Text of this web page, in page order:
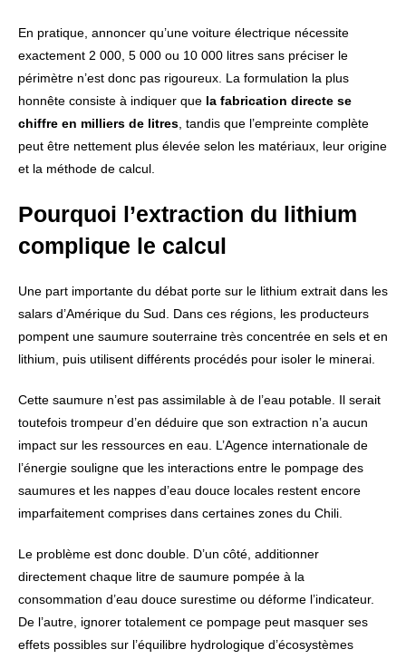
En pratique, annoncer qu’une voiture électrique nécessite
exactement 2 000, 5 000 ou 10 000 litres sans préciser le
périmètre n’est donc pas rigoureux. La formulation la plus
honnête consiste à indiquer que la fabrication directe se
chiffre en milliers de litres , tandis que l’empreinte complète
peut être nettement plus élevée selon les matériaux, leur origine
et la méthode de calcul.
Pourquoi l’extraction du lithium
complique le calcul
Une part importante du débat porte sur le lithium extrait dans les
salars d’Amérique du Sud. Dans ces régions, les producteurs
pompent une saumure souterraine très concentrée en sels et en
lithium, puis utilisent différents procédés pour isoler le minerai.
Cette saumure n’est pas assimilable à de l’eau potable. Il serait
toutefois trompeur d’en déduire que son extraction n’a aucun
impact sur les ressources en eau. L’Agence internationale de
l’énergie souligne que les interactions entre le pompage des
saumures et les nappes d’eau douce locales restent encore
imparfaitement comprises dans certaines zones du Chili.
Le problème est donc double. D’un côté, additionner
directement chaque litre de saumure pompée à la
consommation d’eau douce surestime ou déforme l’indicateur.
De l’autre, ignorer totalement ce pompage peut masquer ses
effets possibles sur l’équilibre hydrologique d’écosystèmes